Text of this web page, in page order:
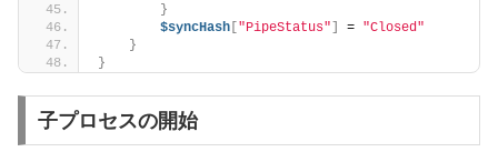
}
$syncHash ["PipeStatus"] = "Closed"
}
}
子プロセスの開始